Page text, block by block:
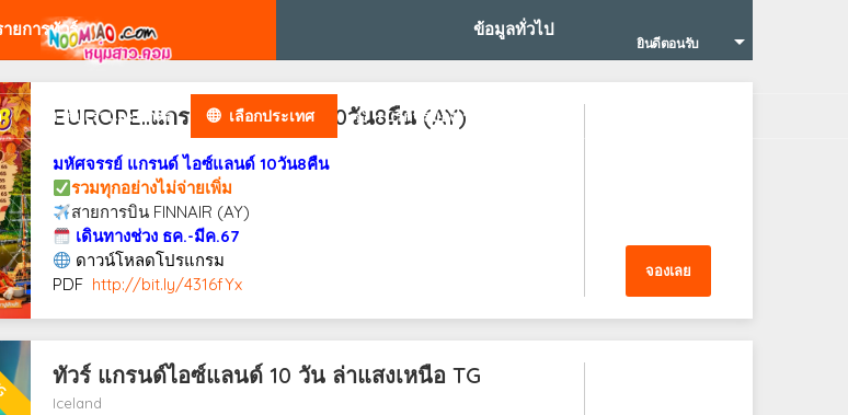
ยินดีตอนรับ
เกี่ยวกับเราและติดต่อ เลือกประเทศ +บริการของเรา
ายการทัวร์ ข้อมูลทั่วไป
EUROPE..แกรนด์ ICELAND 10วัน8คืน (AY)
มหัศจรรย์ แกรนด์ ไอซ์แลนด์ 10วัน8คืน
รวมทุกอย่างไม่จ่ายเพิ่ม
สายการบิน FINNAIR (AY)
เดินทางช่วง ธค.-มีค.67
ดาวน์โหลดโปรแกรม
PDF http://bit.ly/4316fYx
จองเลย
ทัวร์ แกรนด์ไอซ์แลนด์ 10 วัน ล่าแสงเหนือ TG
Iceland